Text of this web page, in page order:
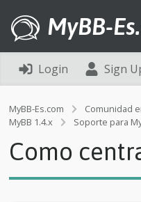
MyBB-
Login Sign
MyBB-Es.com Comunidad
MyBB 1.4.x
Soporte para
Como